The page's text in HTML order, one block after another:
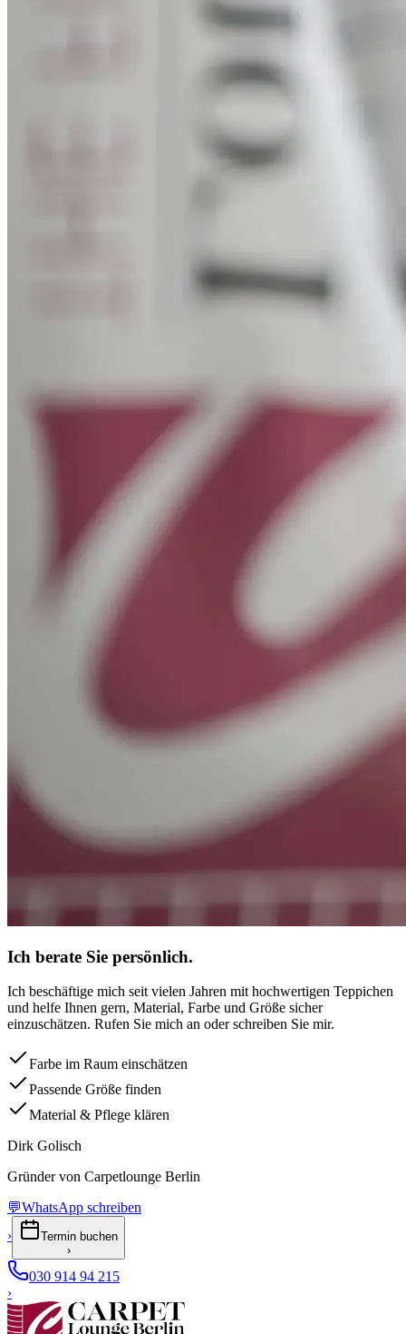
Ich berate Sie persönlich.
Ich beschäftige mich seit vielen Jahren mit hochwertigen Teppichen
und helfe Ihnen gern, Material, Farbe und Größe sicher
einzuschätzen. Rufen Sie mich an oder schreiben Sie mir.
Farbe im Raum einschätzen
Passende Größe finden
Material & Pflege klären
Dirk Golisch
Gründer von Carpetlounge Berlin
💬WhatsApp schreiben
›
Termin buchen
›
030 914 94 215
›